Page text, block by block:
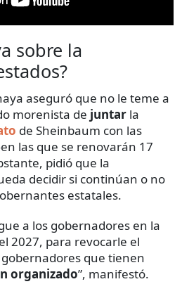
sobre la
aseguró que no le teme a
morenista de juntar la
de Sheinbaum con las
las que se renovarán 17
pidió que la
decidir si continúan o no
estatales.
a los gobernadores en la
2027, para revocarle el
que tienen
organizado”, manifestó.